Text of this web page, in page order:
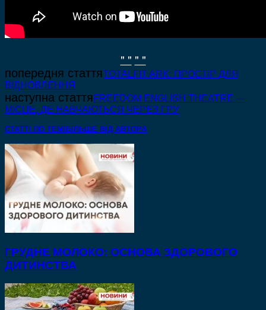
" " " "
попередня статтяTOTALFIT ARK: ПРОСТІР ДЛЯ
ВІДНОВЛЕННЯ
наступна статтяFREEDOM ENGLISH THEATRE —
МІСЦЕ, ДЕ НАВЧАЮТЬСЯ ЧЕРЕЗ ГРУ
СТАТТІ ПО ТЕМІ БІЛЬШЕ ВІД АВТОРА
ГРУДНЕ МОЛОКО: ОСНОВА ЗДОРОВОГО
ДИТИНСТВА